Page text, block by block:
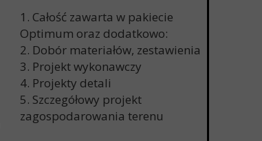
1. Całość zawarta w pakiecie
Optimum oraz dodatkowo:
2. Dobór materiałów, zestawienia
3. Projekt wykonawczy
4. Projekty detali
5. Szczegółowy projekt
zagospodarowania terenu